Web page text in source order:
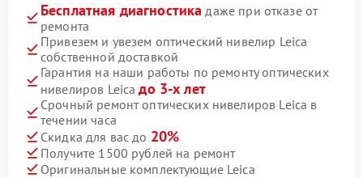
Бесплатная диагностика даже при отказе от
ремонта
Привезем и увезем оптический нивелир Leica
собственной доставкой
Гарантия на наши работы по ремонту оптических
нивелиров Leicaдо 3-х лет
Срочный ремонт оптических нивелиров Leica в
течении часа
Скидка для вас до 20%
Получите 1500 рублей на ремонт
Оригинальные комплектующие Leica